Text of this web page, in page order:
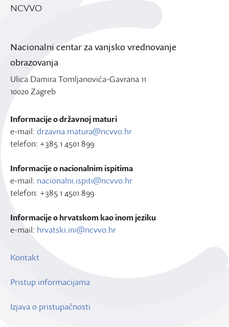
NCVVO
Nacionalni centar za vanjsko vrednovanje
obrazovanja
Ulica Damira Tomljanovića-Gavrana 11
10020 Zagreb
Informacije o državnoj maturi
e-mail: drzavna.matura@ncvvo.hr
telefon: +385 1 4501 899
Informacije o nacionalnim ispitima
e-mail: nacionalni.ispiti@ncvvo.hr
telefon: +385 1 4501 899
Informacije o hrvatskom kao inom jeziku
e-mail: hrvatski.ini@ncvvo.hr
Kontakt
Pristup informacijama
Izjava o pristupačnosti